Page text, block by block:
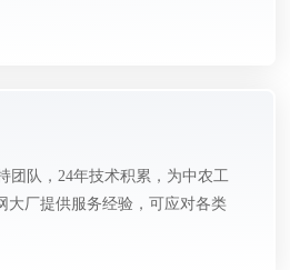
团队，24年技术积累，为中农工
大厂提供服务经验，可应对各类